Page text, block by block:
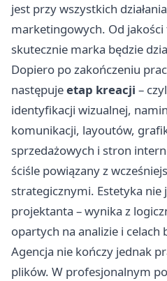
jest przy wszystkich
marketingowych. Od
skutecznie marka będzie
Dopiero po zakończeniu
następujeetap kreacji –
identyfikacji wizualnej,
komunikacji, layoutów,
sprzedażowych i stron
ściśle powiązany z
strategicznymi. Estetyka
projektanta – wynika z
opartych na analizie i celach
Agencja nie kończy jednak
plików. W profesjonalnym